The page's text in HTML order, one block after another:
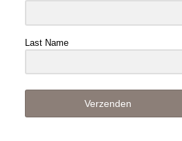
Last Name
Verzenden